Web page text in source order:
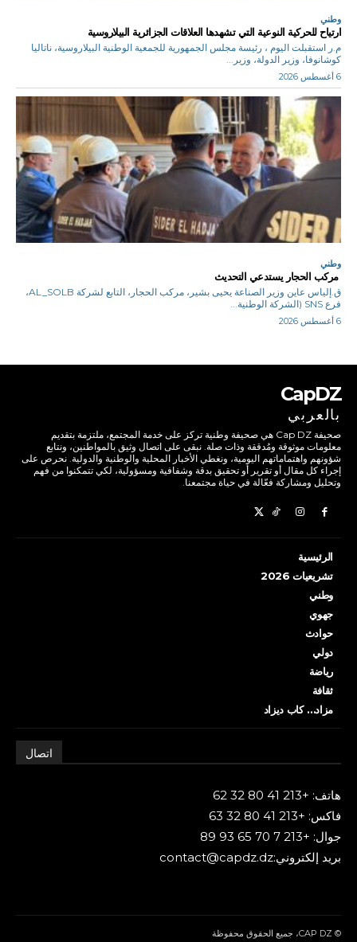
وطني
ارتياح للحركية النوعية التي تشهدها العلاقات الجزائرية البيلاروسية
م.ر استقبلت اليوم ، رئيسة مجلس الجمهورية للجمعية الوطنية البيلاروسية، ناتاليا
كوشانوفا، وزير الدولة، وزير...
6 أغسطس 2026
وطني
مركب الحجار يستدعي التحديث
ق.إلياس عاين وزير الصناعة يحيى بشير، مركب الحجار، التابع لشركة AL_SOLB،
فرع SNS (الشركة الوطنية...
6 أغسطس 2026
CapDZ
بالعربي
صحيفة Cap DZ هي صحيفة وطنية تركز على خدمة المجتمع، ملتزمة بتقديم
معلومات موثوقة ومُدققة وذات صلة. نبقى على اتصال وثيق بالمواطنين، ونتابع
شؤونهم واهتماماتهم اليومية، ونغطي الأخبار المحلية والوطنية والدولية. نحرص على
إجراء كل مقال أو تقرير أو تحقيق بدقة وشفافية ومسؤولية، لكي تتمكنوا من فهم
وتحليل ومشاركة فعّالة في حياة مجتمعنا.
الرئيسية
تشريعيات 2026
وطني
جهوي
حوادث
دولي
رياضة
ثقافة
مزاد… كاب ديزاد
اتصال
هاتف: +213 41 80 32 62
فاكس: +213 41 80 32 63
جوال: +213 7 70 65 93 89
بريد إلكتروني:contact@capdz.dz
© CAP DZ، جميع الحقوق محفوظة